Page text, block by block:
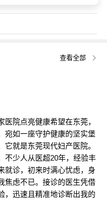
查看全部
院点亮健康希望在东莞，
宛如一座守护健康的坚实堡
就是东莞现代妇产医院。
不少人从医超20年，经验丰
就诊，初来时满心忧虑，身
焦虑不已。接诊的医生凭借
，迅速且精准地诊断出我的